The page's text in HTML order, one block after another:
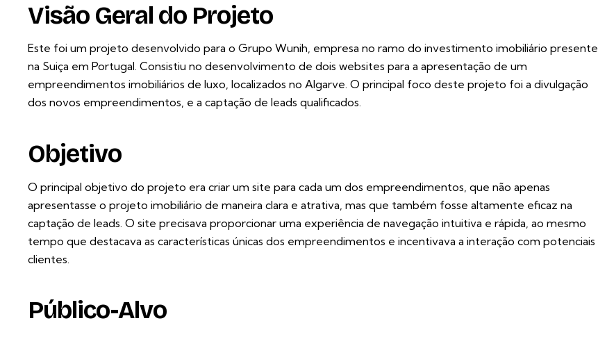
Visão Geral do Projeto
Este foi um projeto desenvolvido para o Grupo Wunih, empresa no ramo do investimento imobiliário presente
na Suiça em Portugal. Consistiu no desenvolvimento de dois websites para a apresentação de um
empreendimentos imobiliários de luxo, localizados no Algarve. O principal foco deste projeto foi a divulgação
dos novos empreendimentos, e a captação de leads qualificados.
Objetivo
O principal objetivo do projeto era criar um site para cada um dos empreendimentos, que não apenas
apresentasse o projeto imobiliário de maneira clara e atrativa, mas que também fosse altamente eficaz na
captação de leads. O site precisava proporcionar uma experiência de navegação intuitiva e rápida, ao mesmo
tempo que destacava as características únicas dos empreendimentos e incentivava a interação com potenciais
clientes.
Público-Alvo